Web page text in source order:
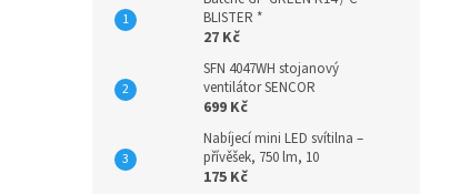
BLISTER *
27 Kč
SFN 4047WH stojanový
ventilátor SENCOR
699 Kč
Nabíjecí mini LED svítilna –
přívěšek, 750 lm, 10
175 Kč